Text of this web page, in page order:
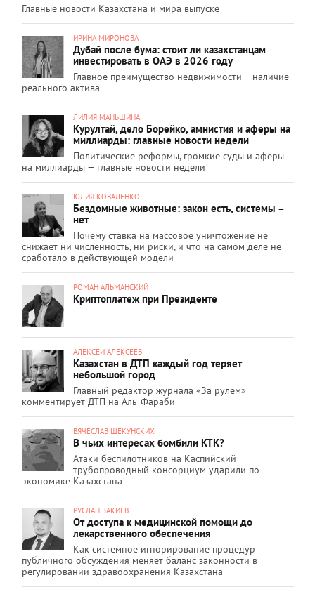
Главные новости Казахстана и мира выпуске
ИРИНА МИРОНОВА
Дубай после бума: стоит ли казахстанцам
инвестировать в ОАЭ в 2026 году
Главное преимущество недвижимости – наличие
реального актива
ЛИЛИЯ МАНЬШИНА
Курултай, дело Борейко, амнистия и аферы на
миллиарды: главные новости недели
Политические реформы, громкие суды и аферы
на миллиарды — главные новости недели
ЮЛИЯ КОВАЛЕНКО
Бездомные животные: закон есть, системы –
нет
Почему ставка на массовое уничтожение не
снижает ни численность, ни риски, и что на самом деле не
сработало в действующей модели
РОМАН АЛЬМАНСКИЙ
Криптоплатеж при Президенте
АЛЕКСЕЙ АЛЕКСЕЕВ
Казахстан в ДТП каждый год теряет
небольшой город
Главный редактор журнала «За рулём»
комментирует ДТП на Аль-Фараби
ВЯЧЕСЛАВ ЩЕКУНСКИХ
В чьих интересах бомбили КТК?
Атаки беспилотников на Каспийский
трубопроводный консорциум ударили по
экономике Казахстана
РУСЛАН ЗАКИЕВ
От доступа к медицинской помощи до
лекарственного обеспечения
Как системное игнорирование процедур
публичного обсуждения меняет баланс законности в
регулировании здравоохранения Казахстана